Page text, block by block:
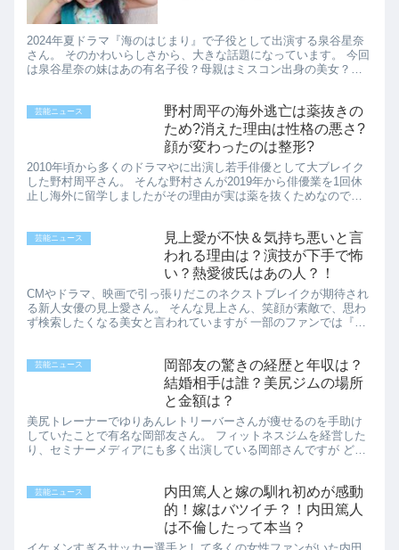
2024年夏ドラマ『海のはじまり』で子役として出演する泉谷星奈
さん。 そのかわいらしさから、大きな話題になっています。 今回
は泉谷星奈の妹はあの有名子役？母親はミスコン出身の美女？出
芸能ニュース
野村周平の海外逃亡は薬抜きの
ため?消えた理由は性格の悪さ?
顔が変わったのは整形?
2010年頃から多くのドラマやに出演し若手俳優として大ブレイク
した野村周平さん。 そんな野村さんが2019年から俳優業を1回休
止し海外に留学しましたがその理由が実は薬を抜くためなのでは
芸能ニュース
見上愛が不快＆気持ち悪いと言
われる理由は？演技が下手で怖
い？熱愛彼氏はあの人？！
CMやドラマ、映画で引っ張りだこのネクストブレイクが期待され
る新人女優の見上愛さん。 そんな見上さん、笑顔が素敵で、思わ
ず検索したくなる美女と言われていますが 一部のファンでは『不
芸能ニュース
岡部友の驚きの経歴と年収は？
結婚相手は誰？美尻ジムの場所
と金額は？
美尻トレーナーでゆりあんレトリーバーさんが痩せるのを手助け
していたことで有名な岡部友さん。 フィットネスジムを経営した
り、セミナーメディアにも多く出演している岡部さんですが どの
芸能ニュース
内田篤人と嫁の馴れ初めが感動
的！嫁はバツイチ？！内田篤人
は不倫したって本当？